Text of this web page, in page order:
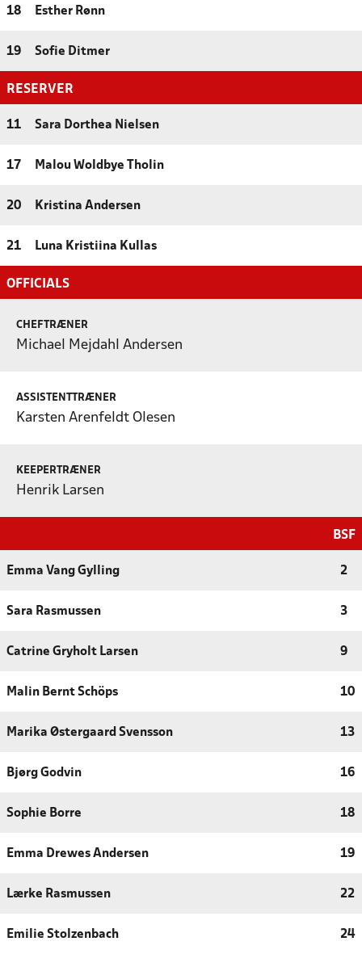
18 Esther Rønn
19 Sofie Ditmer
RESERVER
11 Sara Dorthea Nielsen
17 Malou Woldbye Tholin
20 Kristina Andersen
21 Luna Kristiina Kullas
OFFICIALS
CHEFTRÆNER
Michael Mejdahl Andersen
ASSISTENTTRÆNER
Karsten Arenfeldt Olesen
KEEPERTRÆNER
Henrik Larsen
BSF
Emma Vang Gylling 2
Sara Rasmussen 3
Catrine Gryholt Larsen 9
Malin Bernt Schöps 10
Marika Østergaard Svensson 13
Bjørg Godvin 16
Sophie Borre 18
Emma Drewes Andersen 19
Lærke Rasmussen 22
Emilie Stolzenbach 24